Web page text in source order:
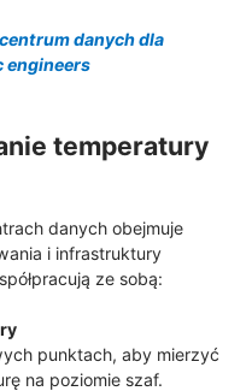
danych dla
engineers
temperatury
danych obejmuje
i infrastruktury
ze sobą:
punktach, aby mierzyć
na poziomie szaf.